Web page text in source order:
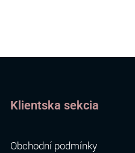
Klientska sekcia
Obchodní podmínky